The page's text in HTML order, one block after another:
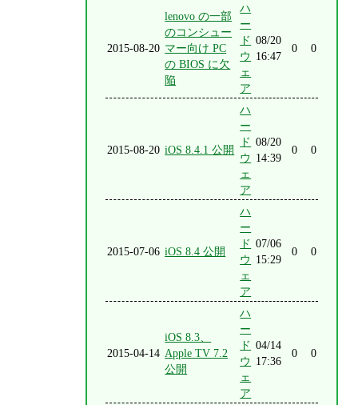
2015-08-20
lenovo の一部
のコンシュー
マー向け PC
の BIOS に欠
陥
ハ
ー
ド
ウ
ェ
ア
08/20
16:47
0 0
2015-08-20 iOS 8.4.1 公開
ハ
ー
ド
ウ
ェ
ア
08/20
14:39
0 0
2015-07-06 iOS 8.4 公開
ハ
ー
ド
ウ
ェ
ア
07/06
15:29
0 0
2015-04-14
iOS 8.3、
Apple TV 7.2
公開
ハ
ー
ド
ウ
ェ
ア
04/14
17:36
0 0